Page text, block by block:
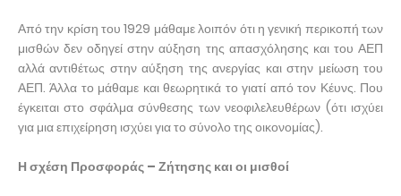
Από την κρίση του 1929 μάθαμε λοιπόν ότι η γενική περικοπή των
μισθών δεν οδηγεί στην αύξηση της απασχόλησης και του ΑΕΠ
αλλά αντιθέτως στην αύξηση της ανεργίας και στην μείωση του
ΑΕΠ. Άλλα το μάθαμε και θεωρητικά το γιατί από τον Κέυνς. Που
έγκειται στο σφάλμα σύνθεσης των νεοφιλελευθέρων (ότι ισχύει
για μια επιχείρηση ισχύει για το σύνολο της οικονομίας).
Η σχέση Προσφοράς – Ζήτησης και οι μισθοί